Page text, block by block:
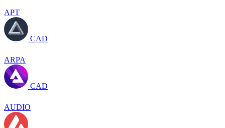
APT
CAD
ARPA
CAD
AUDIO